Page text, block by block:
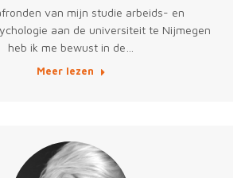
van mijn studie arbeids- en
aan de universiteit te Nijmegen
heb ik me bewust in de…
Meer lezen